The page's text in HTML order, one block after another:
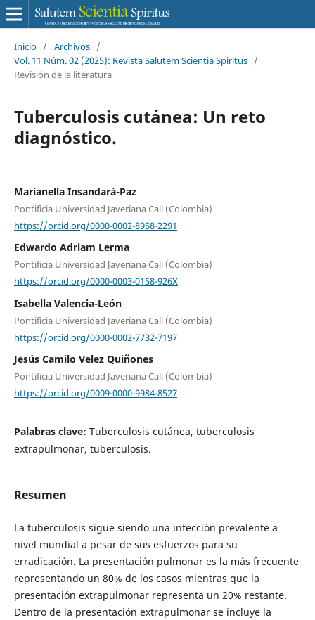
Inicio / Archivos /
Vol. 11 Núm. 02 (2025): Revista Salutem Scientia Spiritus /
Revisión de la literatura
Tuberculosis cutánea: Un reto
diagnóstico.
Marianella Insandará-Paz
Pontificia Universidad Javeriana Cali (Colombia)
https://orcid.org/0000-0002-8958-2291
Edwardo Adriam Lerma
Pontificia Universidad Javeriana Cali (Colombia)
https://orcid.org/0000-0003-0158-926X
Isabella Valencia-León
Pontificia Universidad Javeriana Cali (Colombia)
https://orcid.org/0000-0002-7732-7197
Jesús Camilo Velez Quiñones
Pontificia Universidad Javeriana Cali (Colombia)
https://orcid.org/0009-0000-9984-8527
Palabras clave: Tuberculosis cutánea, tuberculosis
extrapulmonar, tuberculosis.
Resumen
La tuberculosis sigue siendo una infección prevalente a
nivel mundial a pesar de sus esfuerzos para su
erradicación. La presentación pulmonar es la más frecuente
representando un 80% de los casos mientras que la
presentación extrapulmonar representa un 20% restante.
Dentro de la presentación extrapulmonar se incluye la